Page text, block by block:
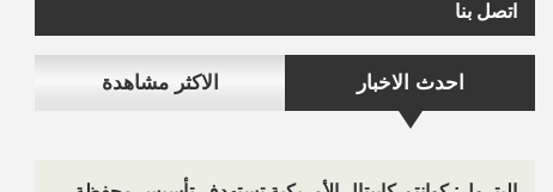
اتصل بنا
احدث الاخبار الاكثر مشاهدة